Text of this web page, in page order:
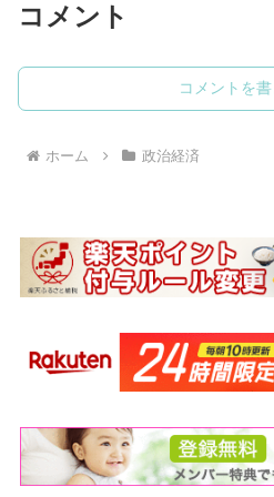
コメント
コメントを
ホーム 政治経済